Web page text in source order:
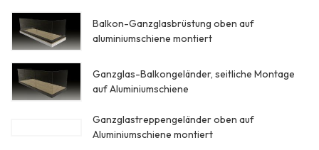
Balkon-Ganzglasbrüstung oben auf
aluminiumschiene montiert
Ganzglas-Balkongeländer, seitliche Montage
auf Aluminiumschiene
Ganzglastreppengeländer oben auf
Aluminiumschiene montiert